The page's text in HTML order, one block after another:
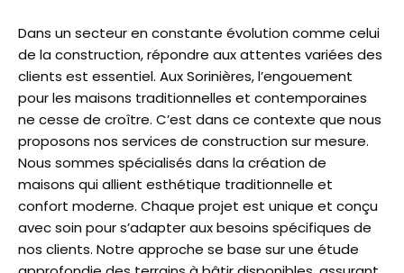
Dans un secteur en constante évolution comme celui
de la construction, répondre aux attentes variées des
clients est essentiel. Aux Sorinières, l’engouement
pour les maisons traditionnelles et contemporaines
ne cesse de croître. C’est dans ce contexte que nous
proposons nos services de construction sur mesure.
Nous sommes spécialisés dans la création de
maisons qui allient esthétique traditionnelle et
confort moderne. Chaque projet est unique et conçu
avec soin pour s’adapter aux besoins spécifiques de
nos clients. Notre approche se base sur une étude